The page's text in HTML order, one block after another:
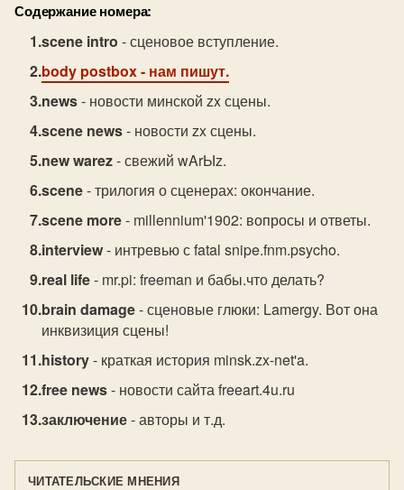
Содержание номера:
scene intro - сценовое вступление.
body postbox- нам пишут.
news- новости минской zx сцены.
scene news- новости zx сцены.
new warez- свежий wArЫz.
scene- трилогия о сценерах: окончание.
scene more- millennium'1902: вопросы и ответы.
interview- интревью с fatal snipe.fnm.psycho.
real life- mr.pi: freeman и бабы.что делать?
brain damage- сценовые глюки: Lamergy. Вот она
инквизиция сцены!
history- краткая история minsk.zx-net'a.
free news- новости сайта freeart.4u.ru
заключение- авторы и т.д.
ЧИТАТЕЛЬСКИЕ МНЕНИЯ